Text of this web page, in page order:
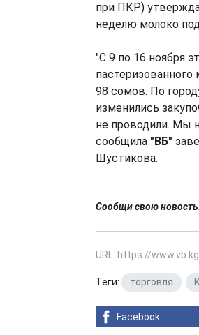
при ПКР)
неделю молоко
"С 9 по 16 ноября
пастеризованного
98 сомов. По
изменились
не проводили. Мы
сообщила "ВБ"
Шустикова.
Сообщи свою
URL: https://
Теги: торговля
Facebook